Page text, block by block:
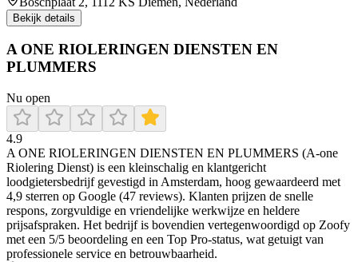
Bekijk details
A ONE RIOLERINGEN DIENSTEN EN
PLUMMERS
Nu open
4.9
A ONE RIOLERINGEN DIENSTEN EN PLUMMERS (A‑one
Riolering Dienst) is een kleinschalig en klantgericht
loodgietersbedrijf gevestigd in Amsterdam, hoog gewaardeerd met
4,9 sterren op Google (47 reviews). Klanten prijzen de snelle
respons, zorgvuldige en vriendelijke werkwijze en heldere
prijsafspraken. Het bedrijf is bovendien vertegenwoordigd op Zoofy
met een 5/5 beoordeling en een Top Pro-status, wat getuigt van
professionele service en betrouwbaarheid.